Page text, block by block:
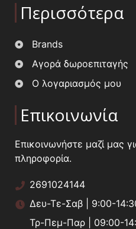
Περισσότερα
Brands
Αγορά δωροεπιταγής
Ο λογαριασμός μου
Επικοινωνία
Επικοινωνήστε μαζί μας
πληροφορία.
2691024144
Δευ-Τε-Σαβ | 9:00-
Τρ-Πεμ-Παρ | 09:00-